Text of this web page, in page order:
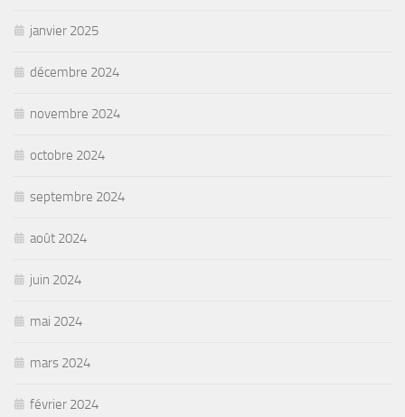
janvier 2025
décembre 2024
novembre 2024
octobre 2024
septembre 2024
août 2024
juin 2024
mai 2024
mars 2024
février 2024